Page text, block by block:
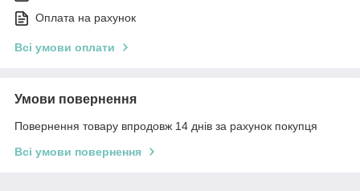
Оплата на рахунок
Всі умови оплати
Умови повернення
Повернення товару впродовж 14 днів за рахунок покупця
Всі умови повернення